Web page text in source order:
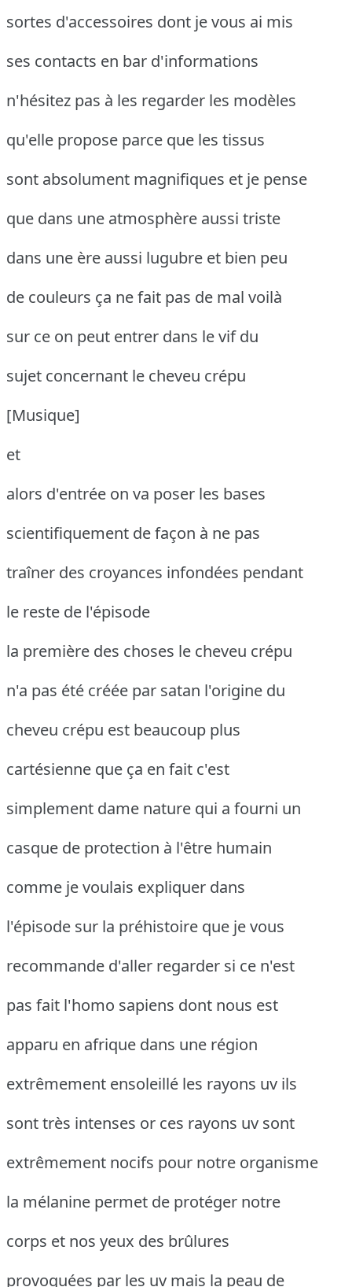
sortes d'accessoires dont je vous ai mis
ses contacts en bar d'informations
n'hésitez pas à les regarder les modèles
qu'elle propose parce que les tissus
sont absolument magnifiques et je pense
que dans une atmosphère aussi triste
dans une ère aussi lugubre et bien peu
de couleurs ça ne fait pas de mal voilà
sur ce on peut entrer dans le vif du
sujet concernant le cheveu crépu
[Musique]
et
alors d'entrée on va poser les bases
scientifiquement de façon à ne pas
traîner des croyances infondées pendant
le reste de l'épisode
la première des choses le cheveu crépu
n'a pas été créée par satan l'origine du
cheveu crépu est beaucoup plus
cartésienne que ça en fait c'est
simplement dame nature qui a fourni un
casque de protection à l'être humain
comme je voulais expliquer dans
l'épisode sur la préhistoire que je vous
recommande d'aller regarder si ce n'est
pas fait l'homo sapiens dont nous est
apparu en afrique dans une région
extrêmement ensoleillé les rayons uv ils
sont très intenses or ces rayons uv sont
extrêmement nocifs pour notre organisme
la mélanine permet de protéger notre
corps et nos yeux des brûlures
provoquées par les uv mais la peau de